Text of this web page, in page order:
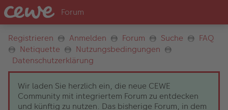
Registrieren Anmelden Forum Suche
FAQ
Netiquette
Nutzungsbedingungen
Datenschutzerklärung
Wir laden Sie herzlich ein, die neue CEWE
Community mit integriertem Forum zu entdecken
und künftig zu nutzen. Das bisherige Forum, in dem